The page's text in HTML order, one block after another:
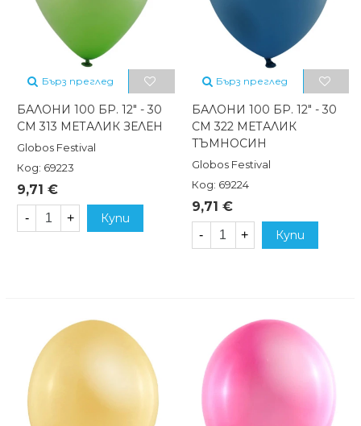
Бърз преглед
БАЛОНИ 100 БР. 12" - 30
СМ 313 МЕТАЛИК ЗЕЛЕН
Globos Festival
Код: 69223
9,71 €
- + Купи
Бърз преглед
БАЛОНИ 100 БР. 12" - 30
СМ 322 МЕТАЛИК
ТЪМНОСИН
Globos Festival
Код: 69224
9,71 €
- + Купи